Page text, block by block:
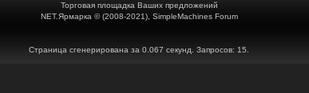
Торговая площадка Ваших предложений
NET.Ярмарка © (2008-2021), SimpleMachines Forum
Страница сгенерирована за 0.067 секунд. Запросов: 15.